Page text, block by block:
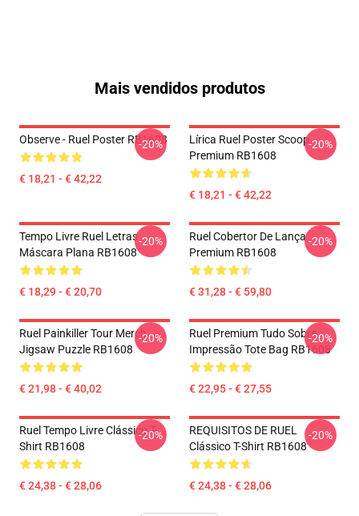
Mais vendidos produtos
Observe - Ruel Poster RB1608
€ 18,21 - € 42,22
-20%
Lírica Ruel Poster Scoop
Premium RB1608
€ 18,21 - € 42,22
-20%
Tempo Livre Ruel Letras
Máscara Plana RB1608
€ 18,29 - € 20,70
-20%
Ruel Cobertor De Lança
Premium RB1608
€ 31,28 - € 59,80
-20%
Ruel Painkiller Tour Merch
Jigsaw Puzzle RB1608
€ 21,98 - € 40,02
-20%
Ruel Premium Tudo Sobre
Impressão Tote Bag RB1608
€ 22,95 - € 27,55
-20%
Ruel Tempo Livre Clássico T-
Shirt RB1608
€ 24,38 - € 28,06
-20%
REQUISITOS DE RUEL
Clássico T-Shirt RB1608
€ 24,38 - € 28,06
-20%